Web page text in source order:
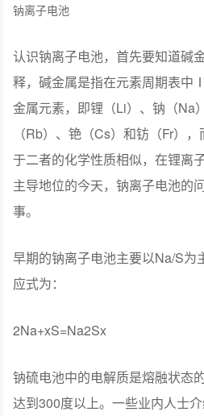
钠离子电池
认识钠离子电池，首先要知道碱
释，碱金属是指在元素周期表中
金属元素，即锂（Li）、钠（Na
（Rb）、铯（Cs）和钫（Fr）
于二者的化学性质相似，在锂离
主导地位的今天，钠离子电池的
事。
早期的钠离子电池主要以Na/S为
应式为：
2Na+xS=Na2Sx
钠硫电池中的电解质是熔融状态
达到300度以上。一些业内人士